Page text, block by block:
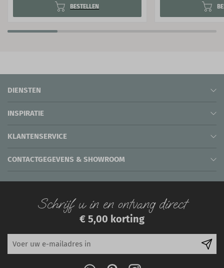
BESTELLEN
DIENSTEN
INSPIRATIE
KLANTENSERVICE
CONTACTGEGEVENS & SHOWROOM
Schrijf u in en ontvang direct
€ 5,00 korting